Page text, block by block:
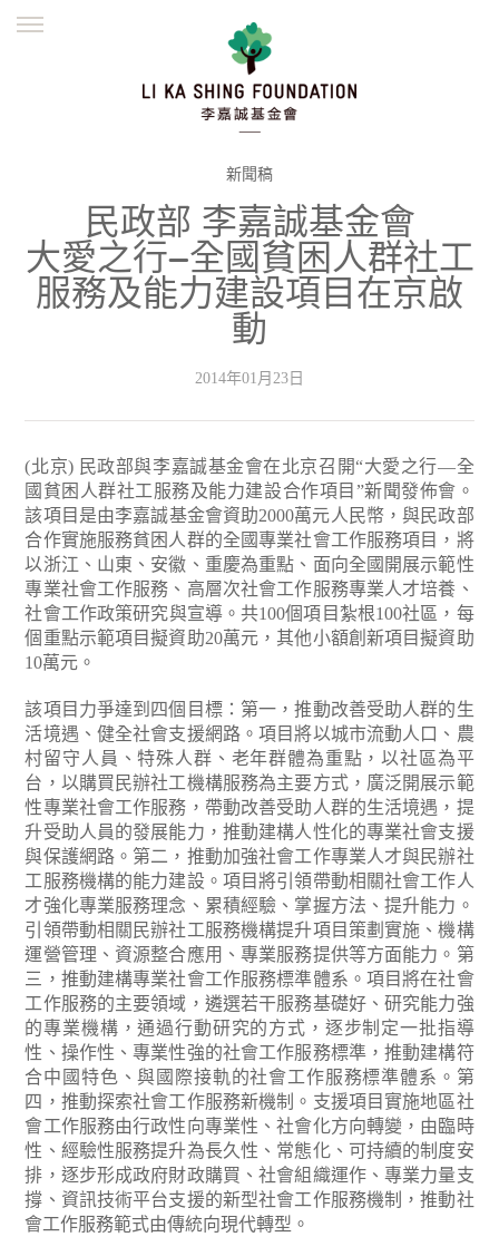
並肩同行
繁體
新聞稿
民政部 李嘉誠基金會
大愛之行—全國貧困人群社工
服務及能力建設項目在京啟
動
2014年01月23日
(北京) 民政部與李嘉誠基金會在北京召開“大愛之行—全
國貧困人群社工服務及能力建設合作項目”新聞發佈會。
該項目是由李嘉誠基金會資助2000萬元人民幣，與民政部
合作實施服務貧困人群的全國專業社會工作服務項目，將
以浙江、山東、安徽、重慶為重點、面向全國開展示範性
專業社會工作服務、高層次社會工作服務專業人才培養、
社會工作政策研究與宣導。共100個項目紮根100社區，每
個重點示範項目擬資助20萬元，其他小額創新項目擬資助
10萬元。
該項目力爭達到四個目標：第一，推動改善受助人群的生
活境遇、健全社會支援網路。項目將以城市流動人口、農
村留守人員、特殊人群、老年群體為重點，以社區為平
台，以購買民辦社工機構服務為主要方式，廣泛開展示範
性專業社會工作服務，帶動改善受助人群的生活境遇，提
升受助人員的發展能力，推動建構人性化的專業社會支援
與保護網路。第二，推動加強社會工作專業人才與民辦社
工服務機構的能力建設。項目將引領帶動相關社會工作人
才強化專業服務理念、累積經驗、掌握方法、提升能力。
引領帶動相關民辦社工服務機構提升項目策劃實施、機構
運營管理、資源整合應用、專業服務提供等方面能力。第
三，推動建構專業社會工作服務標準體系。項目將在社會
工作服務的主要領域，遴選若干服務基礎好、研究能力強
的專業機構，通過行動研究的方式，逐步制定一批指導
性、操作性、專業性強的社會工作服務標準，推動建構符
合中國特色、與國際接軌的社會工作服務標準體系。第
四，推動探索社會工作服務新機制。支援項目實施地區社
會工作服務由行政性向專業性、社會化方向轉變，由臨時
性、經驗性服務提升為長久性、常態化、可持續的制度安
排，逐步形成政府財政購買、社會組織運作、專業力量支
撐、資訊技術平台支援的新型社會工作服務機制，推動社
會工作服務範式由傳統向現代轉型。